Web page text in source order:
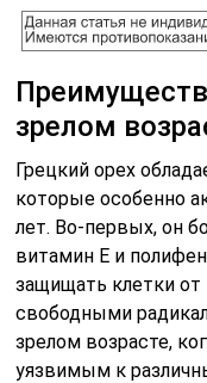
зрелом
Грецкий орех
которые особенно
лет. Во-первых, он
витамин E и
защищать клетки
свободными
зрелом возрасте,
уязвимым к